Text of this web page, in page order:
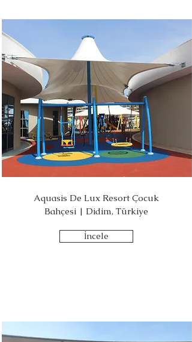
Aquasis De Lux Resort Çocuk
Bahçesi | Didim, Türkiye
İncele